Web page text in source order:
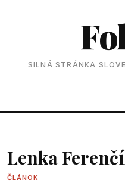
SILNÁ STRÁNKA
Lenka
ČLÁNOK